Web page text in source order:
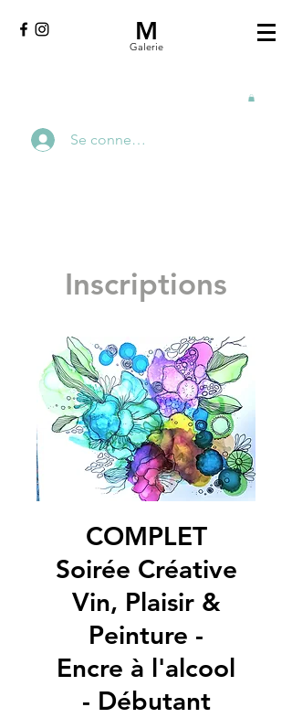
M
Galerie
Se connecter
Inscriptions
COMPLET
Soirée Créative
Vin, Plaisir &
Peinture -
Encre à l'alcool
- Débutant